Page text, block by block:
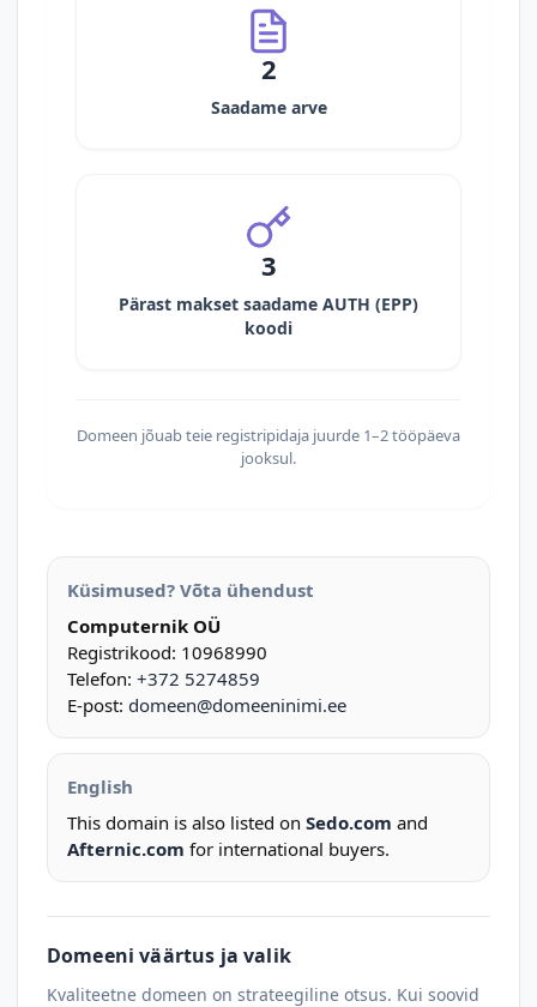
2
Saadame arve
3
Pärast makset saadame AUTH (EPP)
koodi
Domeen jõuab teie registripidaja juurde 1–2 tööpäeva
jooksul.
Küsimused? Võta ühendust
Computernik OÜ
Registrikood: 10968990
Telefon: +372 5274859
E-post: domeen@domeeninimi.ee
English
This domain is also listed on Sedo.com and
Afternic.com for international buyers.
Domeeni väärtus ja valik
Kvaliteetne domeen on strateegiline otsus. Kui soovid